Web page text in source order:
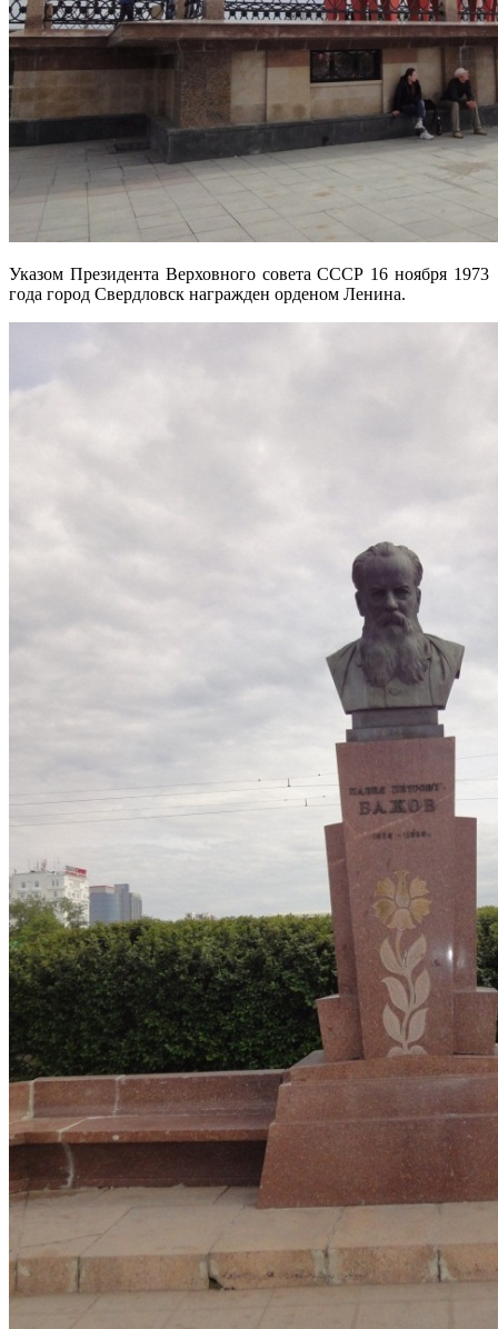
Указом Президента Верховного совета СССР 16 ноября 1973
года город Свердловск награжден орденом Ленина.